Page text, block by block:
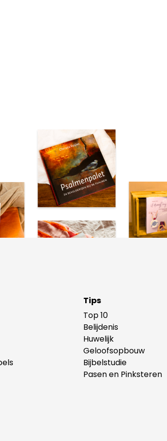
Tips
Top 10
Belijdenis
Huwelijk
Geloofsopbouw
Bijbelstudie
Pasen en Pinksteren